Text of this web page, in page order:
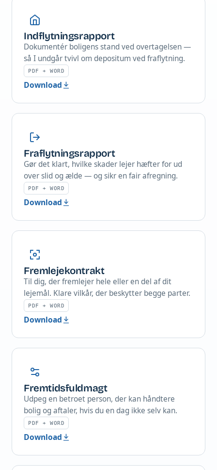
Indflytningsrapport
Dokumentér boligens stand ved overtagelsen —
så I undgår tvivl om depositum ved fraflytning.
PDF + WORD
Download
Fraflytningsrapport
Gør det klart, hvilke skader lejer hæfter for ud
over slid og ælde — og sikr en fair afregning.
PDF + WORD
Download
Fremlejekontrakt
Til dig, der fremlejer hele eller en del af dit
lejemål. Klare vilkår, der beskytter begge parter.
PDF + WORD
Download
Fremtidsfuldmagt
Udpeg en betroet person, der kan håndtere
bolig og aftaler, hvis du en dag ikke selv kan.
PDF + WORD
Download